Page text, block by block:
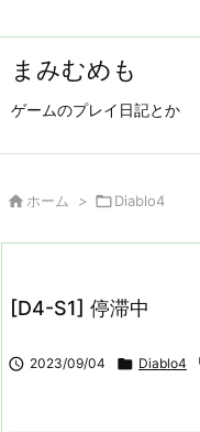
まみむめも
ゲームのプレイ日記とか
 ホーム > Diablo4
[D4-S1] 停滞中
 2023/09/04  Diablo4